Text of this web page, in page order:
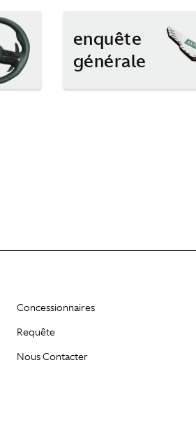
enquête
générale
Concessionnaires
Requête
Nous Contacter